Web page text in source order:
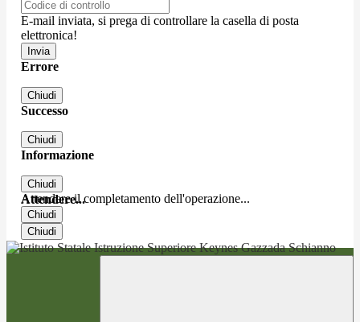
E-mail inviata, si prega di controllare la casella di posta
elettronica!
Errore
Chiudi
Successo
Chiudi
Informazione
Chiudi
Attendere...
Attendere il completamento dell'operazione...
Chiudi
Chiudi